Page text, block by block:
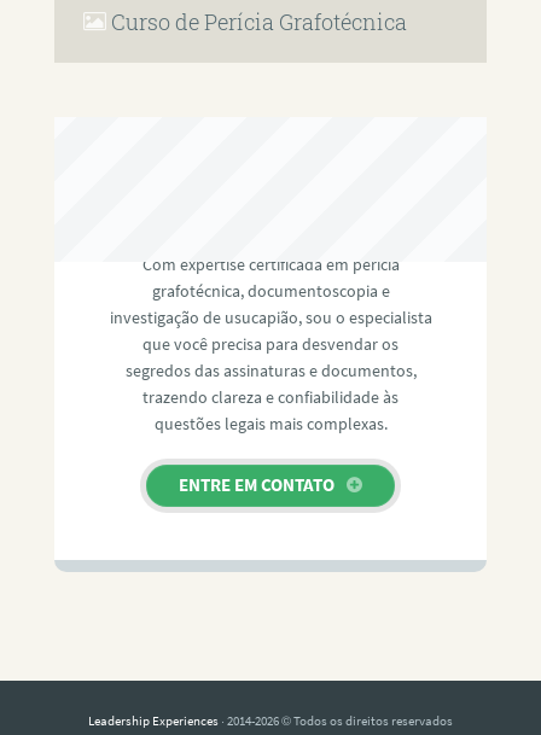
Curso de Perícia Grafotécnica
Com expertise certificada em perícia
grafotécnica, documentoscopia e
investigação de usucapião, sou o especialista
que você precisa para desvendar os
segredos das assinaturas e documentos,
trazendo clareza e confiabilidade às
questões legais mais complexas.
ENTRE EM CONTATO
Leadership Experiences · 2014-2026 © Todos os direitos reservados